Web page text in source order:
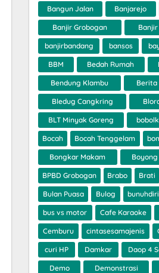
Bangun Jalan Banjarejo
Banjir Grobogan Banjir
banjirbandang bansos
BBM Bedah Rumah
Bendung Klambu Berita
Bledug Cangkring
BLT Minyak Goreng
Bocah Bocah Tenggelam
Bongkar Makam
BPBD Grobogan Brabo Brati
Bulan Puasa Bulog bunuhdiri
bus vs motor Cafe Karaoke
Cemburu cintasesamajenis
curi HP Damkar Daop 4
Demo Demonstrasi